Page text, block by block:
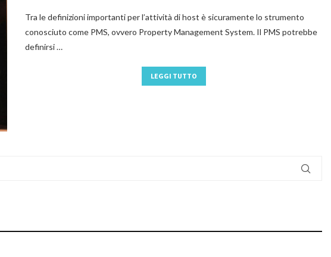
Tra le definizioni importanti per l’attività di host è sicuramente lo strumento
conosciuto come PMS, ovvero Property Management System. Il PMS potrebbe
definirsi …
LEGGI TUTTO